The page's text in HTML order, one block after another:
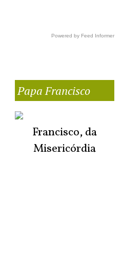
Powered by Feed Informer
Papa Francisco
Francisco, da
Misericórdia